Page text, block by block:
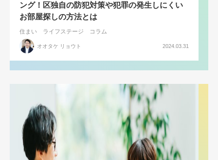
ング！区独自の防犯対策や犯罪の発生しにくい
お部屋探しの方法とは
住まい ライフステージ コラム
オオタケ リョウト 2024.03.31